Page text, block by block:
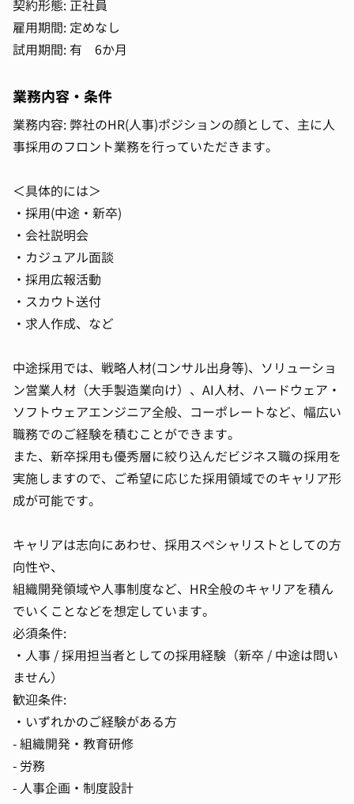
契約形態: 正社員
雇用期間: 定めなし
試用期間: 有 6か月
業務内容・条件
業務内容: 弊社のHR(人事)ポジションの顔として、主に人
事採用のフロント業務を行っていただきます。
＜具体的には＞
・採用(中途・新卒)
・会社説明会
・カジュアル面談
・採用広報活動
・スカウト送付
・求人作成、など
中途採用では、戦略人材(コンサル出身等)、ソリューショ
ン営業人材（大手製造業向け）、AI人材、ハードウェア・
ソフトウェアエンジニア全般、コーポレートなど、幅広い
職務でのご経験を積むことができます。
また、新卒採用も優秀層に絞り込んだビジネス職の採用を
実施しますので、ご希望に応じた採用領域でのキャリア形
成が可能です。
キャリアは志向にあわせ、採用スペシャリストとしての方
向性や、
組織開発領域や人事制度など、HR全般のキャリアを積ん
でいくことなどを想定しています。
必須条件:
・人事 / 採用担当者としての採用経験（新卒 / 中途は問い
ません）
歓迎条件:
・いずれかのご経験がある方
- 組織開発・教育研修
- 労務
- 人事企画・制度設計